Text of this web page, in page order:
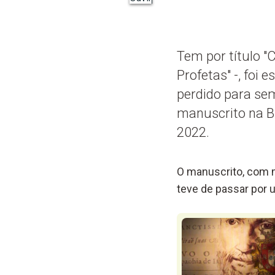
Tem por título
Profetas" -, foi
perdido para
manuscrito na
2022.
O manuscrito, com
teve de passar por